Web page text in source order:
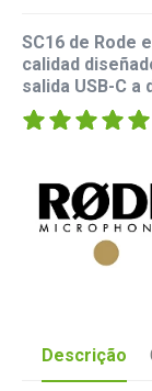
SC16 de Rode
calidad
salida USB-C a
Descrição